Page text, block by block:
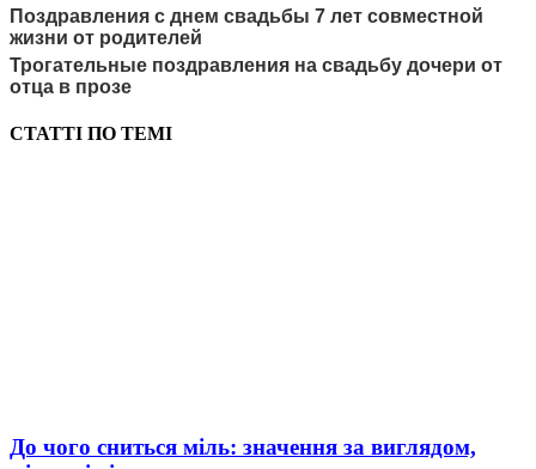
Поздравления с днем свадьбы 7 лет совместной
жизни от родителей
Трогательные поздравления на свадьбу дочери от
отца в прозе
СТАТТІ ПО ТЕМІ
До чого сниться міль: значення за виглядом,